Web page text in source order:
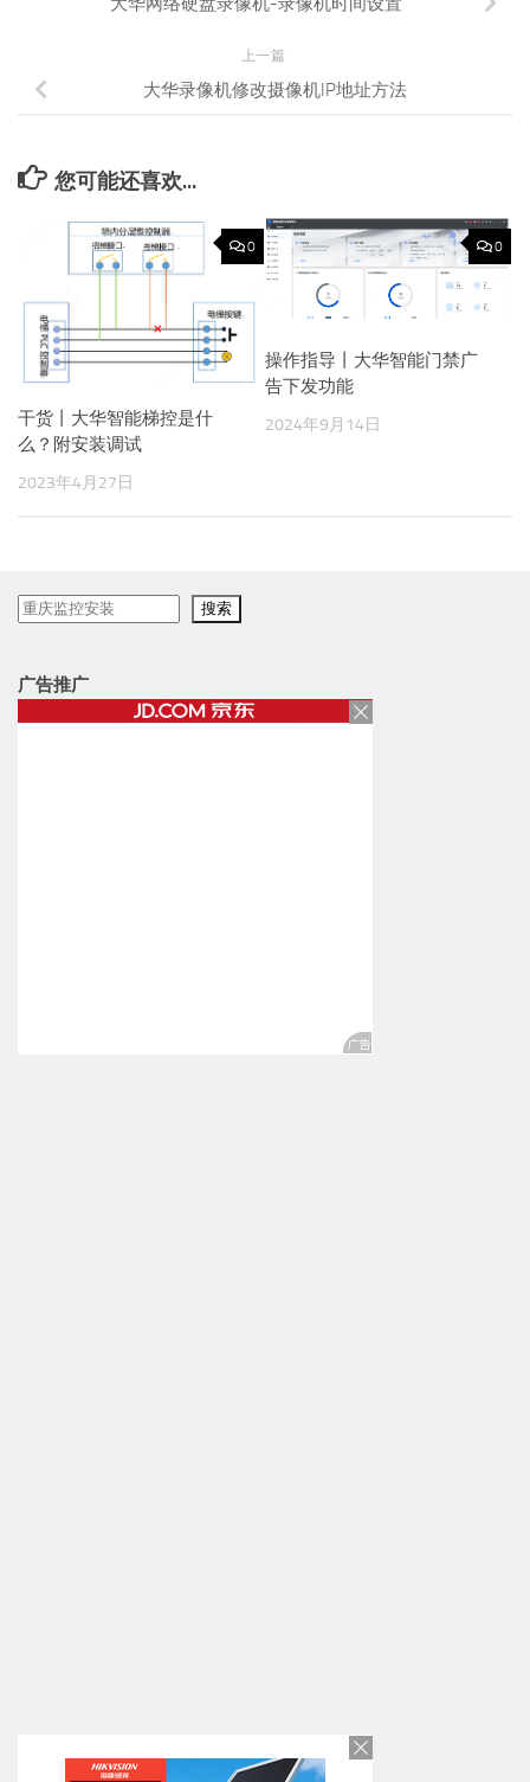
上一篇
大华录像机修改摄像机IP地址方法
您可能还喜欢...
0
干货丨大华智能梯控是什
么？附安装调试
2023年4月27日
0
操作指导丨大华智能门禁广
告下发功能
2024年9月14日
搜
搜索
广告推广